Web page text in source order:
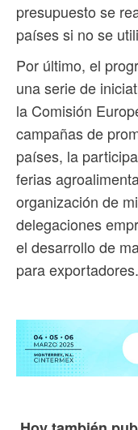
presupuesto se
países si no se
Por último, el
una serie de
la Comisión
campañas de
países, la
ferias
organización de
delegaciones
el desarrollo de
para exportadores.